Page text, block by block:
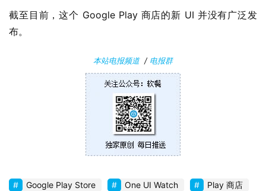
苹
截至目前，这个 Google Play 商店的新 UI 并没有广泛发
布。
本站电报频道/ 电报群
Google Play Store One UI Watch
Play 商店